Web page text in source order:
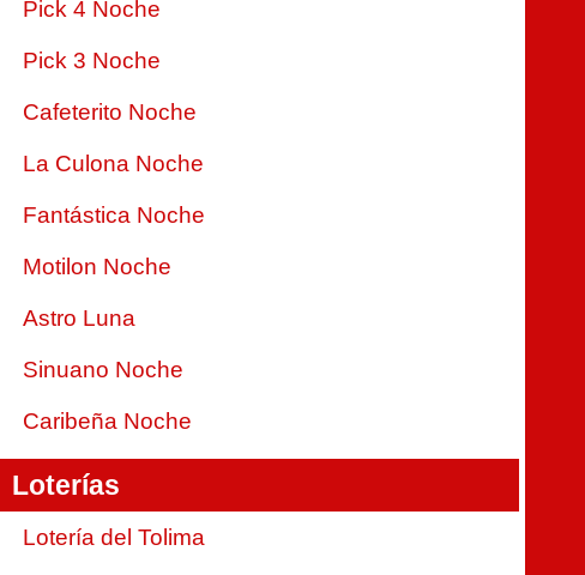
Pick 4 Noche
Pick 3 Noche
Cafeterito Noche
La Culona Noche
Fantástica Noche
Motilon Noche
Astro Luna
Sinuano Noche
Caribeña Noche
Loterías
Lotería del Tolima